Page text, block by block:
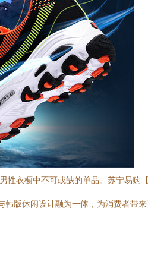
衣橱中不可或缺的单品。苏宁易
版休闲设计融为一体，为消费者带